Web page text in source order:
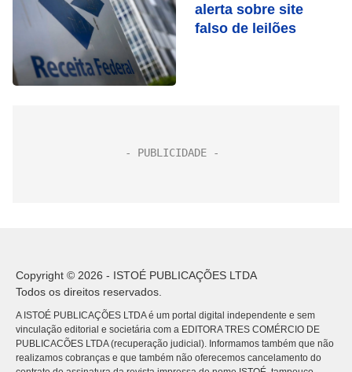
alerta sobre site
falso de leilões
Copyright © 2026 - ISTOÉ PUBLICAÇÕES LTDA
Todos os direitos reservados.
A ISTOÉ PUBLICAÇÕES LTDA é um portal digital independente e sem
vinculação editorial e societária com a EDITORA TRES COMÉRCIO DE
PUBLICACÕES LTDA (recuperação judicial). Informamos também que não
realizamos cobranças e que também não oferecemos cancelamento do